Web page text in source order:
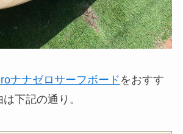
ナナゼロサーフボード をおすす
下記の通り。